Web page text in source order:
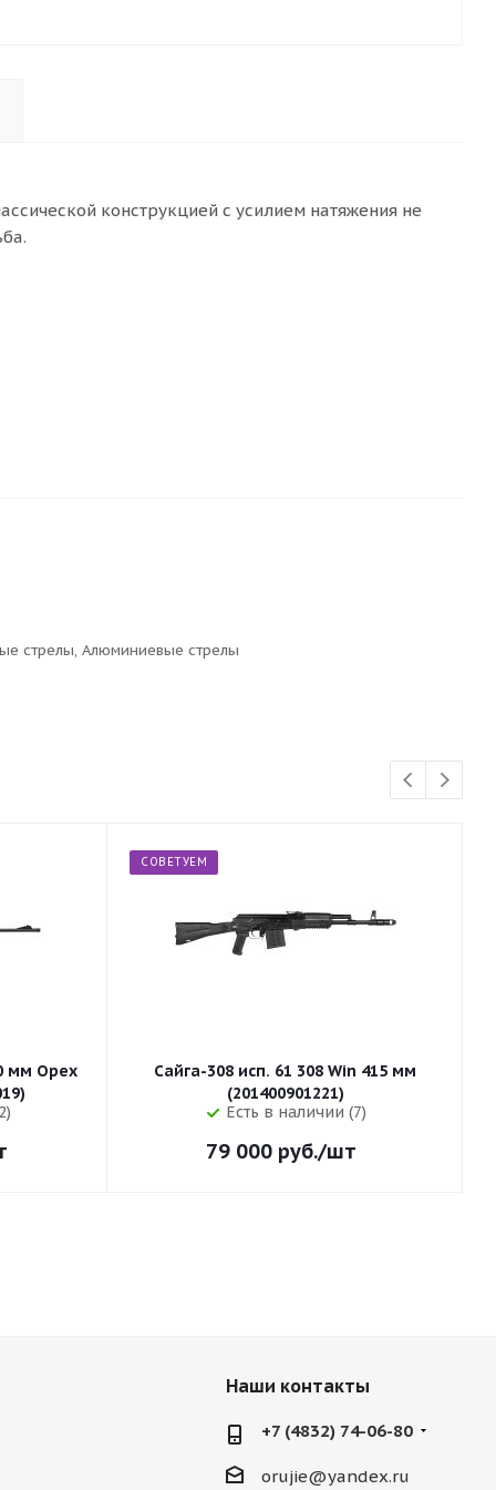
конструкцией с усилием натяжения не
стрелы, Алюминиевые стрелы
мм Орех
(32019)
СОВЕТУЕМ
Сайга-308 исп. 61 308 Win 415 мм
(201400901221)
Есть в наличии (7)
79 000 руб./шт
Наши контакты
+7 (4832) 74-06-80
orujie@yandex.ru